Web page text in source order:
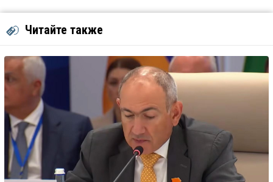
Читайте также